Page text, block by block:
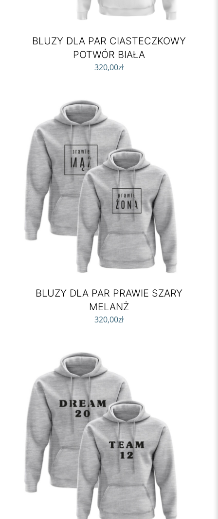
BLUZY DLA PAR CIASTECZKOWY
POTWÓR BIAŁA
320,00zł
BLUZY DLA PAR PRAWIE SZARY
MELANŻ
320,00zł